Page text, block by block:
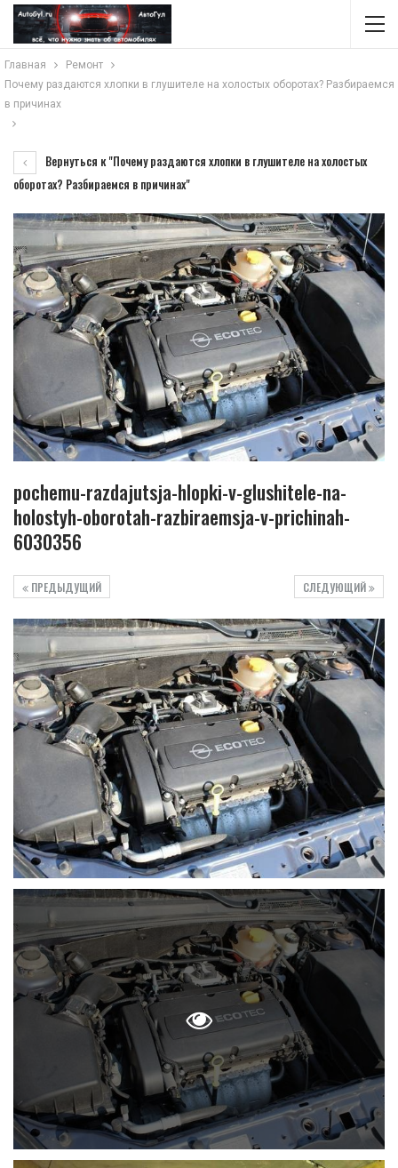
Главная
Ремонт
Почему раздаются хлопки в глушителе на холостых оборотах? Разбираемся
в причинах
Вернуться к "Почему раздаются хлопки в глушителе на холостых
оборотах? Разбираемся в причинах"
pochemu-razdajutsja-hlopki-v-glushitele-na-
holostyh-oborotah-razbiraemsja-v-prichinah-
6030356
СЛЕДУЮЩИЙ
ПРЕДЫДУЩИЙ